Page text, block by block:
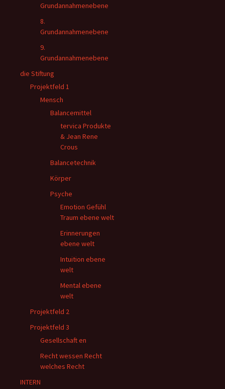
Grundannahmenebene
8.
Grundannahmenebene
9.
Grundannahmenebene
die Stiftung
Projektfeld 1
Mensch
Balancemittel
tervica Produkte
& Jean Rene
Crous
Balancetechnik
Körper
Psyche
Emotion Gefühl
Traum ebene welt
Erinnerungen
ebene welt
Intuition ebene
welt
Mental ebene
welt
Projektfeld 2
Projektfeld 3
Gesellschaft en
Recht wessen Recht
welches Recht
INTERN